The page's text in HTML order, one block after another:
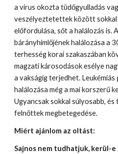
a vírus okozta tüdőgyulladás
veszélyeztetettek között sokkal
előfordulása, sőt a halálozás is.
bárányhimlőjének halálozása a
terhesség korai szakaszában
magzati károsodások esélye
a vakságig terjedhet. Leukémiás
halálozása még a mai korszerű
Ugyancsak sokkal súlyosabb,
felnőttek megbetegedése.
Miért ajánlom az oltást:
Sajnos nem tudhatjuk, kerül-e